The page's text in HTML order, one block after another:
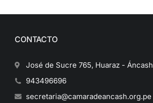
CONTACTO
José de Sucre 765, Huaraz - Áncash
943496696
secretaria@camaradeancash.org.pe